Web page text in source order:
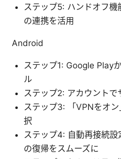
ステップ5: ハンドオフ機
の連携を活用
Android
ステップ1: Google Play
ル
ステップ2: アカウントで
ステップ3: 「VPNをオ
択
ステップ4: 自動再接続
の復帰をスムーズに